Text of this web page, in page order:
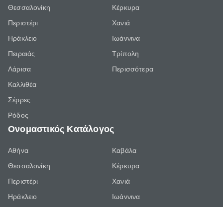
Θεσσαλονίκη
Περιστέρι
Ηράκλειο
Πειραιάς
Λάρισα
Καλλιθέα
Σέρρες
Ρόδος
Κέρκυρα
Χανιά
Ιωάννινα
Τρίπολη
Περισσότερα
Ονομαστικός Κατάλογος
Αθήνα
Θεσσαλονίκη
Περιστέρι
Ηράκλειο
Καβάλα
Κέρκυρα
Χανιά
Ιωάννινα